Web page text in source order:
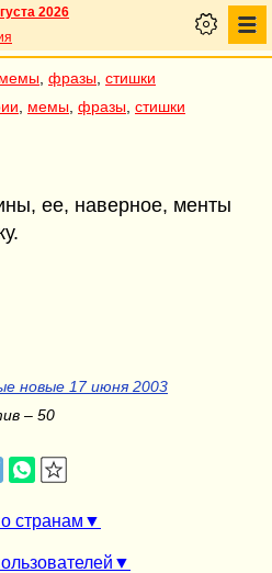
2026
мемы фразы стишки
мемы фразы стишки
ее, наверное, менты
новые 17 июня 2003
– 50
странам